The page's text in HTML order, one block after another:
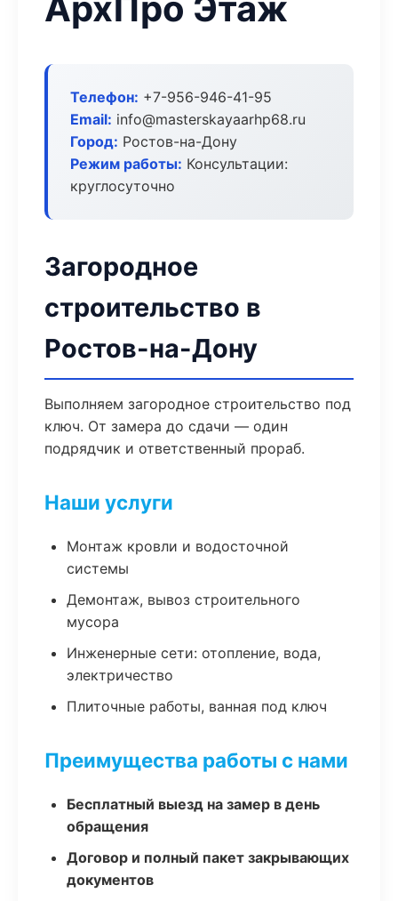
Телефон: +7-956-946-41-95
Email: info@masterskayaarhp68.ru
Город: Ростов-на-Дону
Режим работы: Консультации:
круглосуточно
Загородное
строительство в
Ростов-на-Дону
Выполняем загородное строительство под
ключ. От замера до сдачи — один
подрядчик и ответственный прораб.
Наши услуги
Монтаж кровли и водосточной
системы
Демонтаж, вывоз строительного
мусора
Инженерные сети: отопление, вода,
электричество
Плиточные работы, ванная под ключ
Преимущества работы с нами
Бесплатный выезд на замер в день
обращения
Договор и полный пакет закрывающих
документов